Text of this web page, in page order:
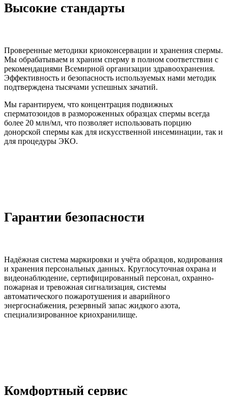
Высокие стандарты
Проверенные методики криоконсервации и хранения спермы.
Мы обрабатываем и храним сперму в полном соответствии с
рекомендациями Всемирной организации здравоохранения.
Эффективность и безопасность используемых нами методик
подтверждена тысячами успешных зачатий.
Мы гарантируем, что концентрация подвижных
сперматозоидов в размороженных образцах спермы всегда
более 20 млн/мл, что позволяет использовать порцию
донорской спермы как для искусственной инсеминации, так и
для процедуры ЭКО.
Гарантии безопасности
Надёжная система маркировки и учёта образцов, кодирования
и хранения персональных данных. Круглосуточная охрана и
видеонаблюдение, сертифицированный персонал, охранно-
пожарная и тревожная сигнализация, системы
автоматического пожаротушения и аварийного
энергоснабжения, резервный запас жидкого азота,
специализированное криохранилище.
Комфортный сервис